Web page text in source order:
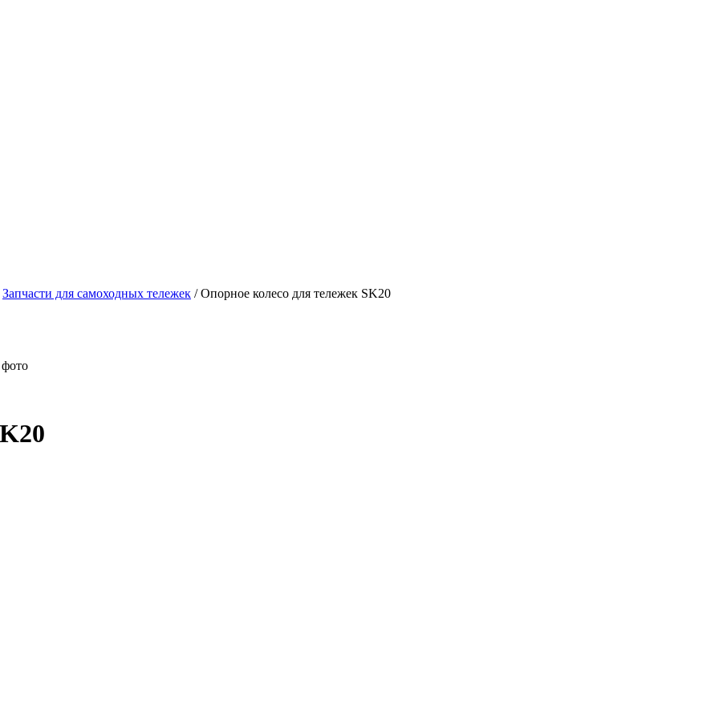
Запчасти для самоходных тележек /Опорное колесо для тележек SK20